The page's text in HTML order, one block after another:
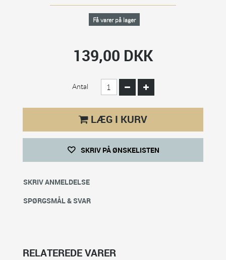
Få varer på lager
139,00 DKK
Antal
LÆG I KURV
SKRIV PÅ ØNSKELISTEN
SKRIV ANMELDELSE
SPØRGSMÅL & SVAR
RELATEREDE VARER